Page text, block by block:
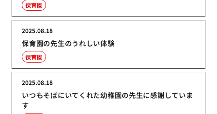
保育園
保育園の先生のうれしい体験
2025.08.18
保育園
いつもそばにいてくれた幼稚園の先生に感謝していま
す
2025.08.18